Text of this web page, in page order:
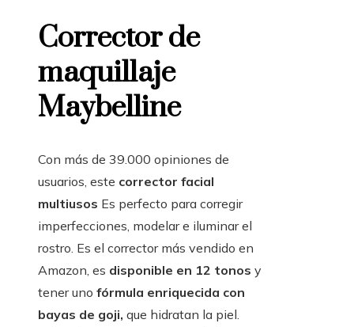
Corrector de
maquillaje
Maybelline
Con más de 39.000 opiniones de
usuarios, este corrector facial
multiusos Es perfecto para corregir
imperfecciones, modelar e iluminar el
rostro. Es el corrector más vendido en
Amazon, es disponible en 12 tonos y
tener uno fórmula enriquecida con
bayas de goji, que hidratan la piel.